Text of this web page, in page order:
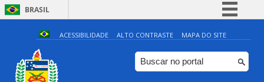
BRASIL
Simplifique!
Comunica BR
Participe
ACESSIBILIDADE ALTO CONTRASTE MAPA DO SITE